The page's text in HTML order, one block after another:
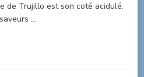
de Trujillo est son coté acidulé.
…